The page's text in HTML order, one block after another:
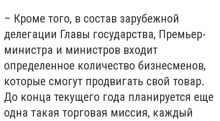
– Кроме того, в состав зарубежной
делегации Главы государства, Премьер-
министра и министров входит
определенное количество бизнесменов,
которые смогут продвигать свой товар.
До конца текущего года планируется еще
одна такая торговая миссия, каждый